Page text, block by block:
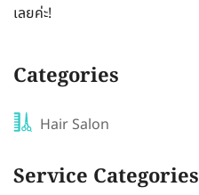
เลยค่ะ!
Categories
Hair Salon
Service Categories